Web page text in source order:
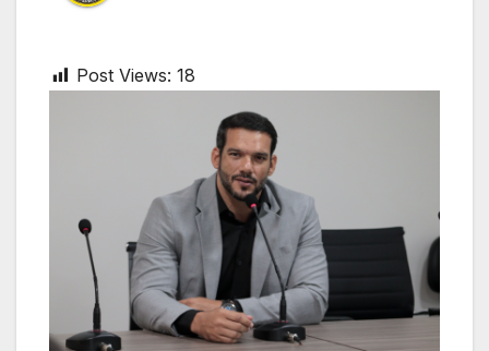
Post Views: 18